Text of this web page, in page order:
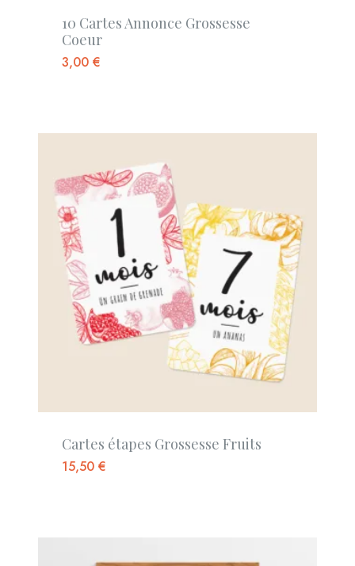
10 Cartes Annonce Grossesse
Coeur
3,00€
Cartes étapes Grossesse Fruits
15,50€